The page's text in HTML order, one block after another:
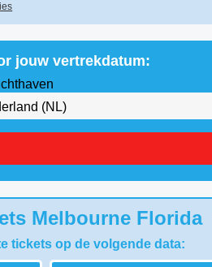
jouw vertrekdatum:
Melbourne Florida
tickets op de volgende data: